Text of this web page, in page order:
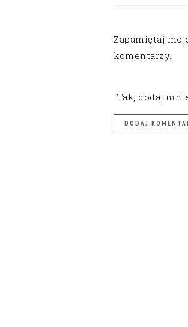
Zapamiętaj
komentarzy.
Tak, dodaj